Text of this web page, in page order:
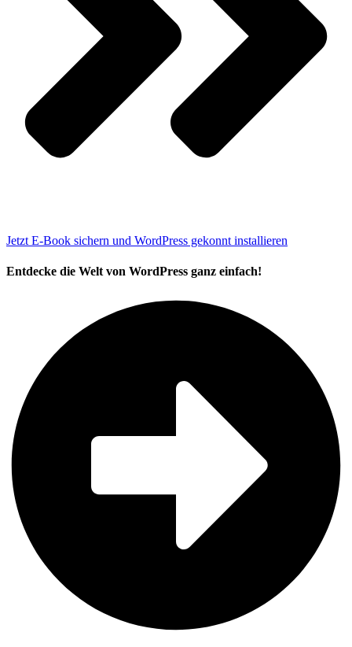
Jetzt E-Book sichern und WordPress gekonnt installieren
Entdecke die Welt von WordPress ganz einfach!